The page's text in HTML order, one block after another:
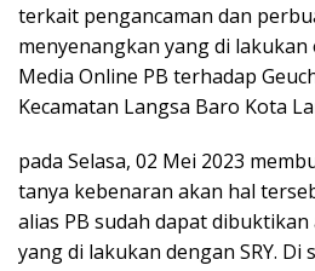
terkait pengancaman dan
menyenangkan yang di
Media Online PB terhadap
Kecamatan Langsa Baro Kota
pada Selasa, 02 Mei 2023
tanya kebenaran akan hal
alias PB sudah dapat dibuktikan
yang di lakukan dengan SRY. Di